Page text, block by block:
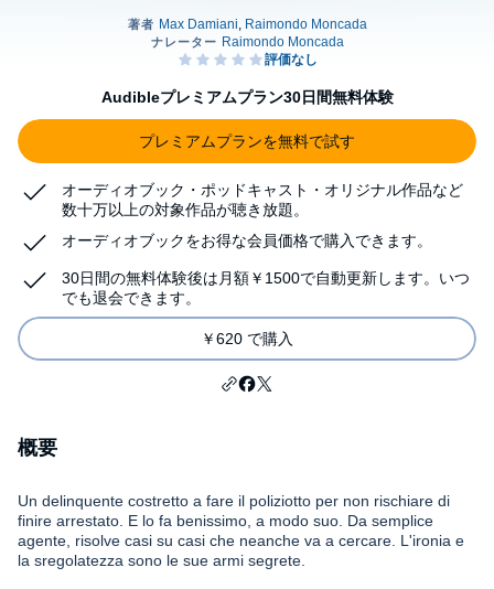
Audibleプレミアムプラン30日間無料体験
プレミアムプランを無料で試す
オーディオブック・ポッドキャスト・オリジナル作品など
数十万以上の対象作品が聴き放題。
オーディオブックをお得な会員価格で購入できます。
30日間の無料体験後は月額￥1500で自動更新します。いつ
でも退会できます。
￥620 で購入
概要
Un delinquente costretto a fare il poliziotto per non rischiare di
finire arrestato. E lo fa benissimo, a modo suo. Da semplice
agente, risolve casi su casi che neanche va a cercare. L'ironia e
la sregolatezza sono le sue armi segrete.